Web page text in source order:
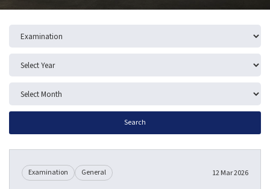
Search
Examination General 12 Mar 2026